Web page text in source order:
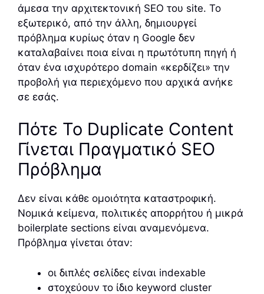
άμεσα την αρχιτεκτονική SEO του site. Το
εξωτερικό, από την άλλη, δημιουργεί
πρόβλημα κυρίως όταν η Google δεν
καταλαβαίνει ποια είναι η πρωτότυπη πηγή ή
όταν ένα ισχυρότερο domain «κερδίζει» την
προβολή για περιεχόμενο που αρχικά ανήκε
σε εσάς.
Πότε Το Duplicate Content
Γίνεται Πραγματικό SEO
Πρόβλημα
Δεν είναι κάθε ομοιότητα καταστροφική.
Νομικά κείμενα, πολιτικές απορρήτου ή μικρά
boilerplate sections είναι αναμενόμενα.
Πρόβλημα γίνεται όταν:
οι διπλές σελίδες είναι indexable
στοχεύουν το ίδιο keyword cluster